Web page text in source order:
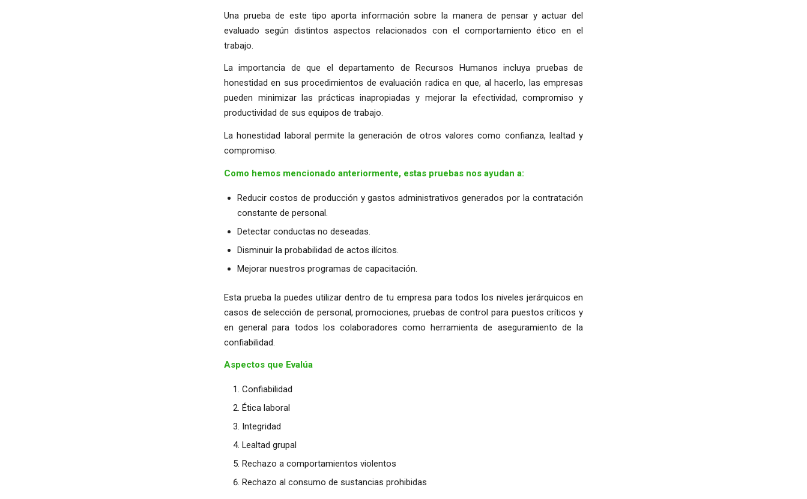
Una prueba de este tipo aporta información sobre la manera de pensar y actuar del
evaluado según distintos aspectos relacionados con el comportamiento ético en el
trabajo.
La importancia de que el departamento de Recursos Humanos incluya pruebas de
honestidad en sus procedimientos de evaluación radica en que, al hacerlo, las empresas
pueden minimizar las prácticas inapropiadas y mejorar la efectividad, compromiso y
productividad de sus equipos de trabajo.
La honestidad laboral permite la generación de otros valores como confianza, lealtad y
compromiso.
Como hemos mencionado anteriormente, estas pruebas nos ayudan a:
Reducir costos de producción y gastos administrativos generados por la contratación
constante de personal.
Detectar conductas no deseadas.
Disminuir la probabilidad de actos ilícitos.
Mejorar nuestros programas de capacitación.
Esta prueba la puedes utilizar dentro de tu empresa para todos los niveles jerárquicos en
casos de selección de personal, promociones, pruebas de control para puestos críticos y
en general para todos los colaboradores como herramienta de aseguramiento de la
confiabilidad.
Aspectos que Evalúa
Confiabilidad
Ética laboral
Integridad
Lealtad grupal
Rechazo a comportamientos violentos
Rechazo al consumo de sustancias prohibidas